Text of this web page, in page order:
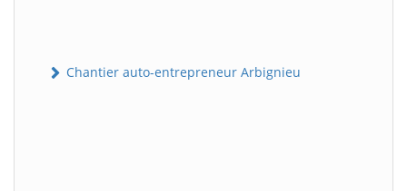
Chantier auto-entrepreneur Arbignieu